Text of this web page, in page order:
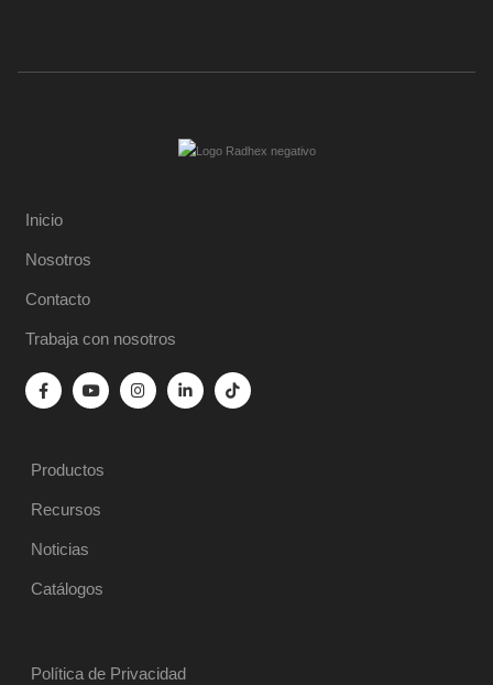
Inicio
Nosotros
Contacto
Trabaja con nosotros
Productos
Recursos
Noticias
Catálogos
Política de Privacidad